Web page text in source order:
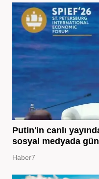
Putin'in canlı
sosyal medyada
Haber7